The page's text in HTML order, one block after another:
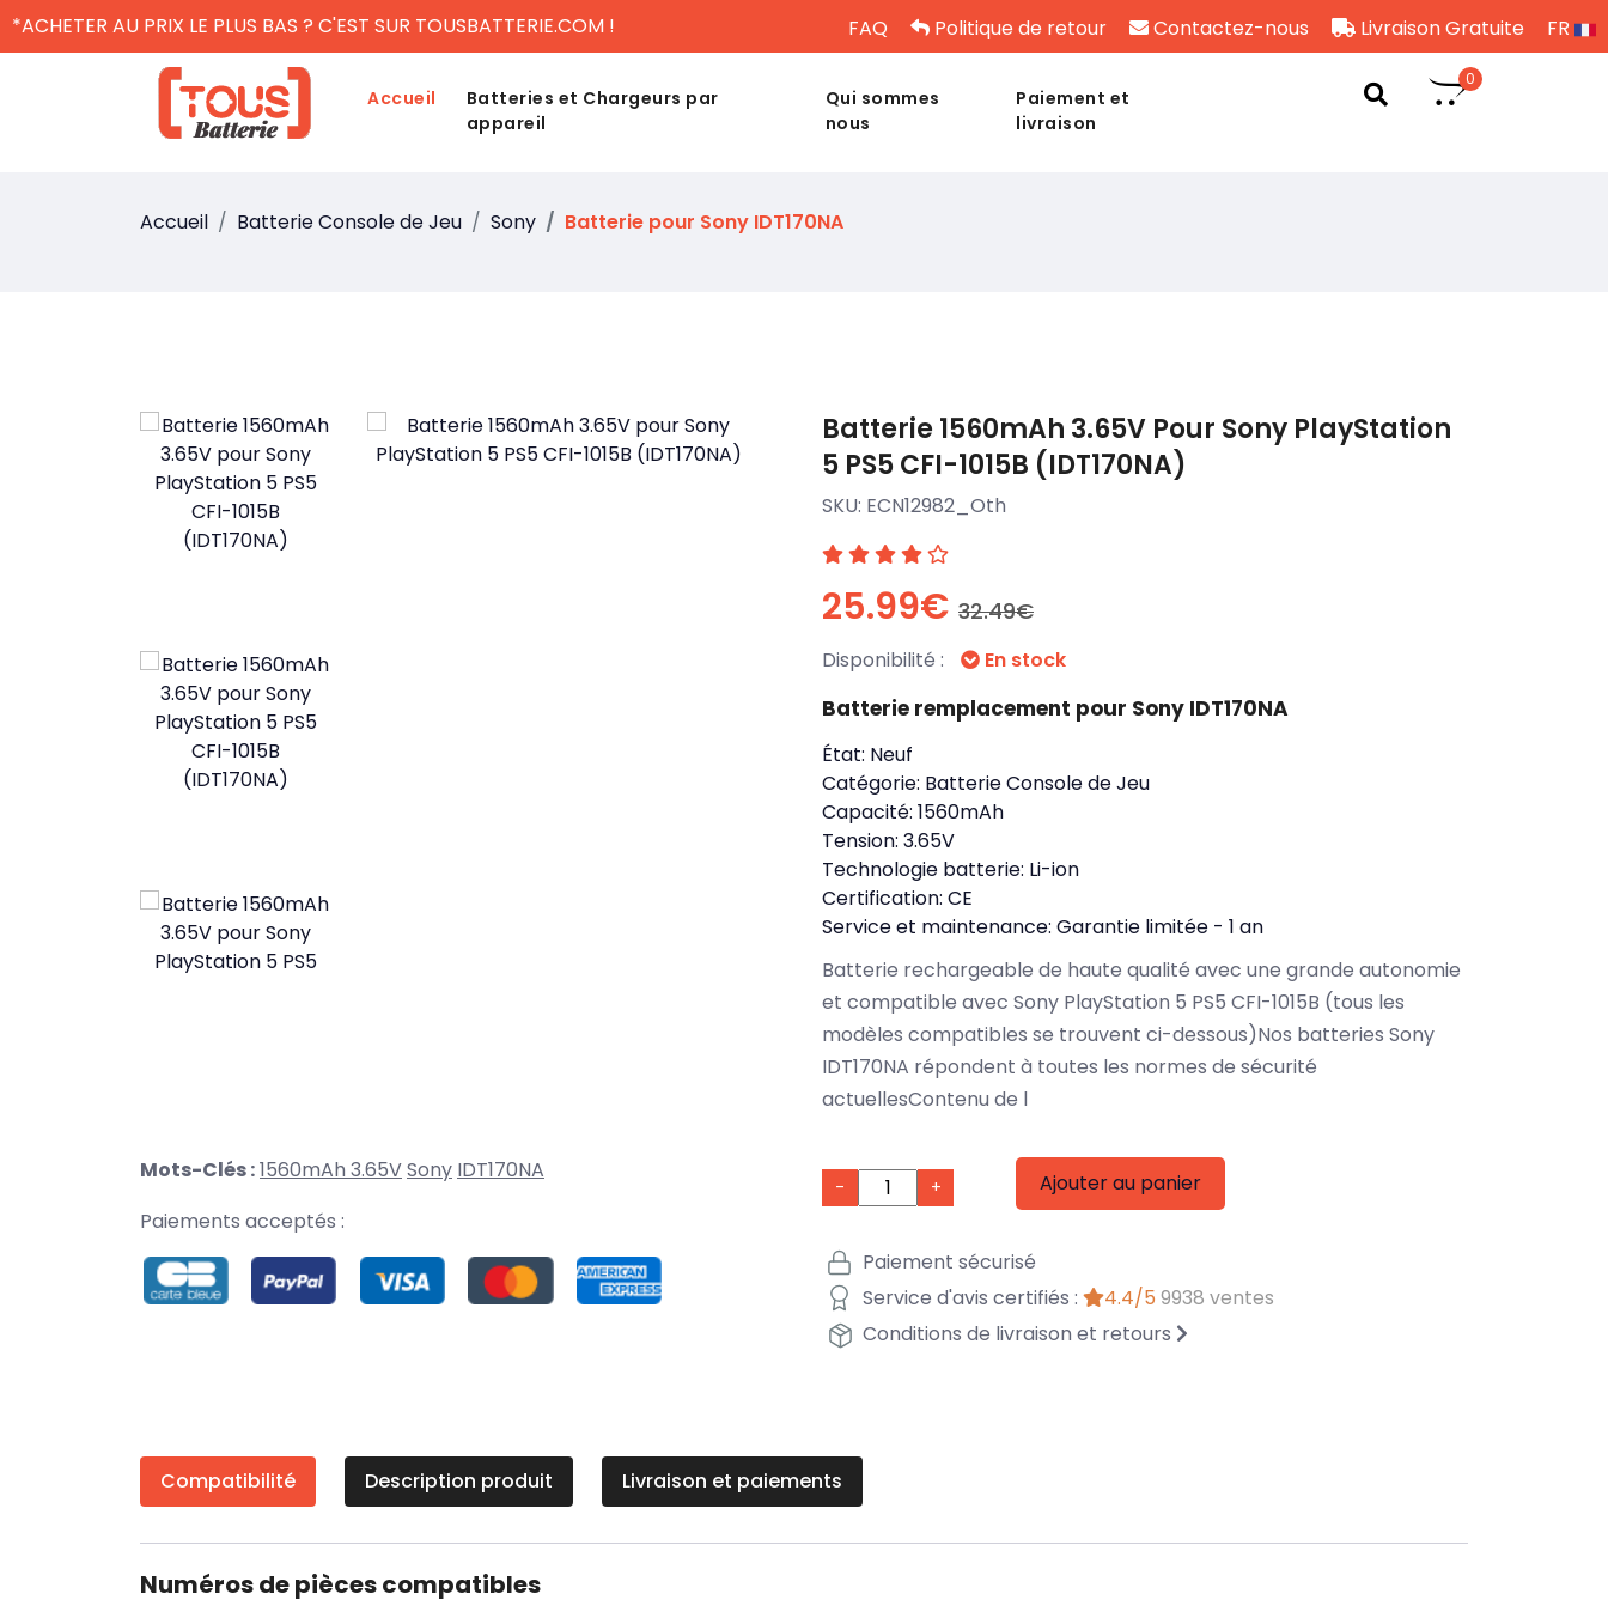
*ACHETER AU PRIX LE PLUS BAS ? C'EST SUR TOUSBATTERIE.COM ! FAQ Politique de retour Contactez-nous Livraison Gratuite FR
Accueil
Batteries et Chargeurs par
appareil
Qui sommes
nous
Paiement et
livraison
0
Accueil Batterie Console de Jeu Sony Batterie pour Sony IDT170NA
Mots-Clés :1560mAh 3.65VSony IDT170NA
Paiements acceptés :
Batterie 1560mAh 3.65V Pour Sony PlayStation
5 PS5 CFI-1015B (IDT170NA)
SKU: ECN12982_Oth
25.99€ 32.49€
Disponibilité : En stock
Batterie remplacement pour Sony IDT170NA
État: Neuf
Catégorie: Batterie Console de Jeu
Capacité: 1560mAh
Tension: 3.65V
Technologie batterie: Li-ion
Certification: CE
Service et maintenance: Garantie limitée - 1 an
Batterie rechargeable de haute qualité avec une grande autonomie
et compatible avec Sony PlayStation 5 PS5 CFI-1015B (tous les
modèles compatibles se trouvent ci-dessous)Nos batteries Sony
IDT170NA répondent à toutes les normes de sécurité
actuellesContenu de l
- + Ajouter au panier
Paiement sécurisé
Service d'avis certifiés :
4.4/5 9938 ventes
Conditions de livraison et retours
Compatibilité Description produit Livraison et paiements
Numéros de pièces compatibles